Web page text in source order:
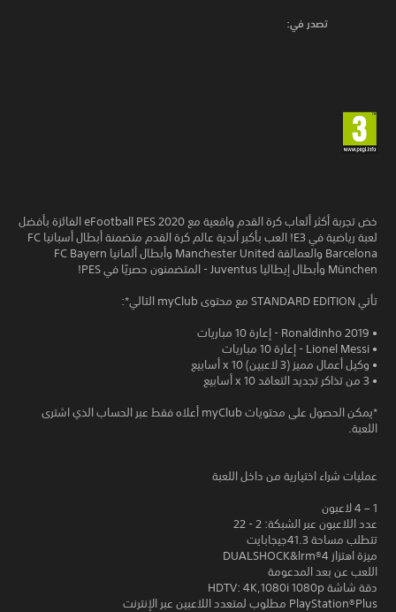
‏تصدر في: ‏
خض تجربة أكثر ألعاب كرة القدم واقعية مع eFootball PES 2020 الفائزة بأفضل
لعبة رياضية في E3! العب بأكبر أندية عالم كرة القدم متضمنة أبطال أسبانيا FC
Barcelona والعمالقة Manchester United وأبطال ألمانيا FC Bayern
München وأبطال إيطاليا Juventus - المتضمنون حصريًا في PES!
تأتي STANDARD EDITION مع محتوى myClub التالي*:
• Ronaldinho 2019 - إعارة 10 مباريات
• Lionel Messi - إعارة 10 مباريات
• وكيل أعمال مميز (3 لاعبين) x 10 أسابيع
• 3 من تذاكر تجديد التعاقد x 10 أسابيع
*يمكن الحصول على محتويات myClub أعلاه فقط عبر الحساب الذي اشترى
اللعبة.
عمليات شراء اختيارية من داخل اللعبة
1 – 4 لاعبون
عدد اللاعبون عبر الشبكة: 2 - 22
تتطلب مساحة 41.3جيجابايت
ميزة اهتزاز DUALSHOCK&lrm®4
اللعب عن بعد المدعومة
دقة شاشة HDTV: 4K,1080i 1080p
PlayStation®Plus مطلوب لمتعدد اللاعبين عبر الإنترنت